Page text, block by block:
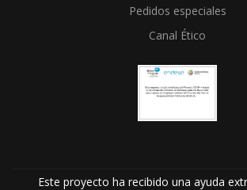
Pedidos especiales
Canal Ético
Este proyecto ha recibido una ayuda